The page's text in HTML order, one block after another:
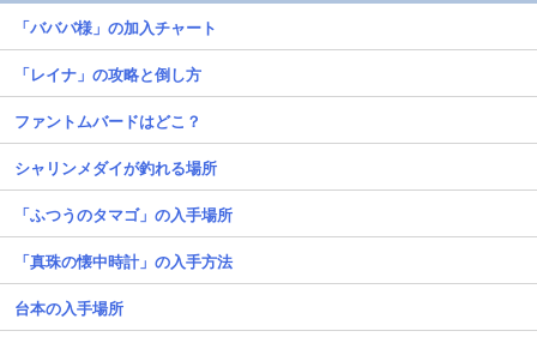
「バババ様」の加入チャート
「レイナ」の攻略と倒し方
ファントムバードはどこ？
シャリンメダイが釣れる場所
「ふつうのタマゴ」の入手場所
「真珠の懐中時計」の入手方法
台本の入手場所